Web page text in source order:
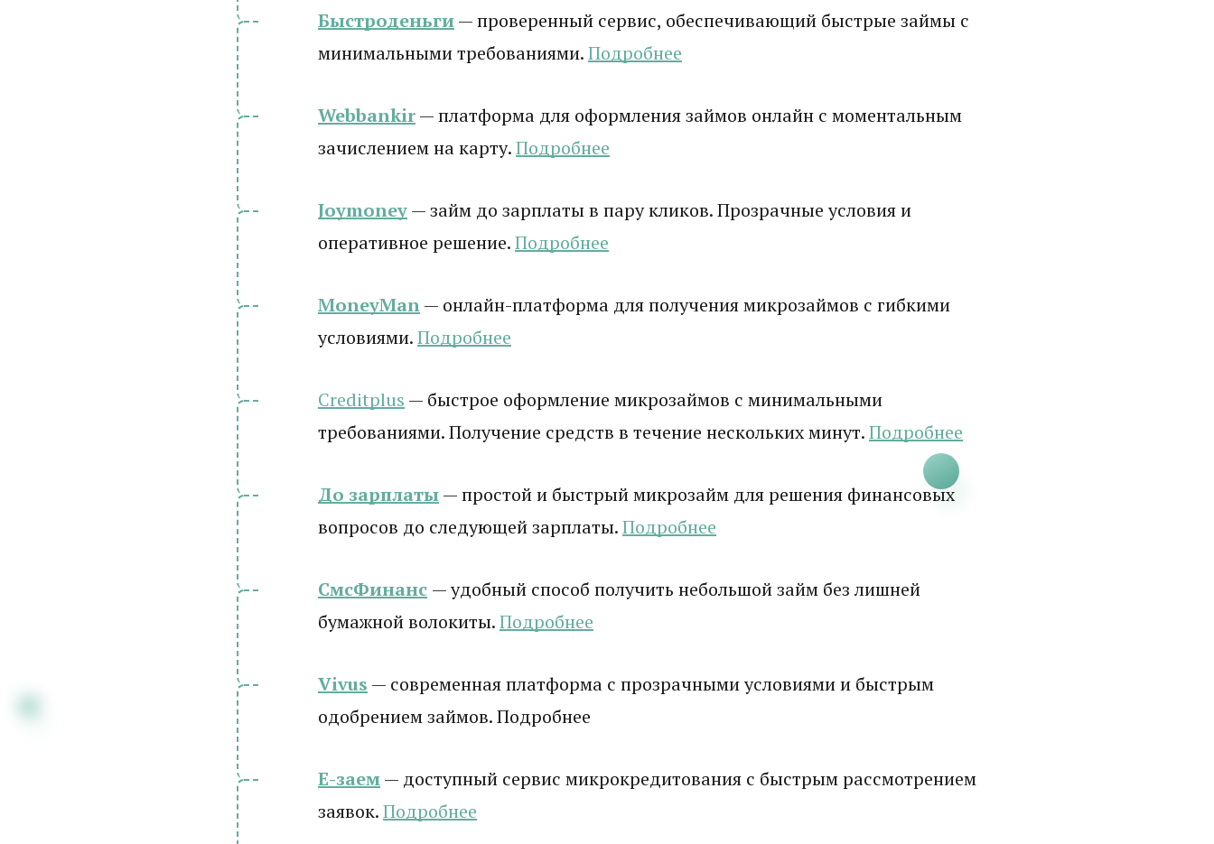
Быстроденьги— проверенный сервис, обеспечивающий быстрые займы с
минимальными требованиями.Подробнее
Webbankir— платформа для оформления займов онлайн с моментальным
зачислением на карту.Подробнее
Joymoney— займ до зарплаты в пару кликов. Прозрачные условия и
оперативное решение.Подробнее
MoneyMan— онлайн-платформа для получения микрозаймов с гибкими
условиями.Подробнее
Creditplus — быстрое оформление микрозаймов с минимальными
требованиями. Получение средств в течение нескольких минут.Подробнее
До зарплаты— простой и быстрый микрозайм для решения финансовых
вопросов до следующей зарплаты.Подробнее
СмсФинанс — удобный способ получить небольшой займ без лишней
бумажной волокиты.Подробнее
Vivus — современная платформа с прозрачными условиями и быстрым
одобрением займов. Подробнее
Е-заем— доступный сервис микрокредитования с быстрым рассмотрением
заявок.Подробнее